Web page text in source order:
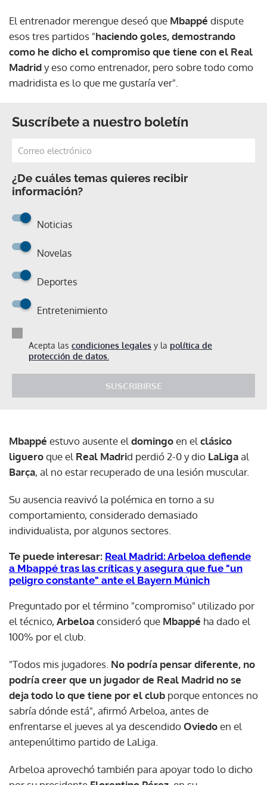
El entrenador merengue deseó que Mbappé dispute
esos tres partidos "haciendo goles, demostrando
como he dicho el compromiso que tiene con el Real
Madridy eso como entrenador, pero sobre todo como
madridista es lo que me gustaría ver".
Suscríbete a nuestro boletín
¿De cuáles temas quieres recibir
información?
Noticias
Novelas
Deportes
Entretenimiento
Acepta las condiciones legales y la política de
protección de datos.
SUSCRIBIRSE
Mbappé estuvo ausente el domingoen el clásico
ligueroque el Real Madrid perdió 2-0 y dio LaLigaal
Barça, al no estar recuperado de una lesión muscular.
Su ausencia reavivó la polémica en torno a su
comportamiento, considerado demasiado
individualista, por algunos sectores.
Te puede interesar: Real Madrid: Arbeloa defiende
a Mbappé tras las críticas y asegura que fue "un
peligro constante" ante el Bayern Múnich
Preguntado por el término "compromiso" utilizado por
el técnico, Arbeloaconsideró que Mbappé ha dado el
100% por el club.
"Todos mis jugadores. No podría pensar diferente, no
podría creer que un jugador de Real Madrid no se
deja todo lo que tiene por el club porque entonces no
sabría dónde está", afirmó Arbeloa, antes de
enfrentarse el jueves al ya descendidoOviedoen el
antepenúltimo partido de LaLiga.
Arbeloa aprovechó también para apoyar todo lo dicho